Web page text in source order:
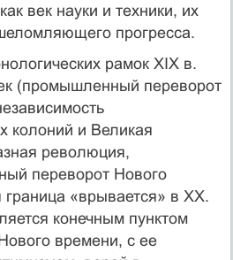
век науки и техники, их
прогресса.
рамок XIX в.
(промышленный переворот
колоний и Великая
революция,
переворот Нового
«врывается» в XX.
конечным пунктом
времени, с ее